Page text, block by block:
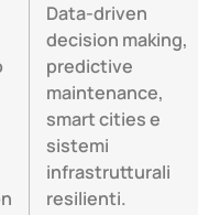
Data-driven
decision making,
predictive
maintenance,
smart cities e
sistemi
infrastrutturali
resilienti.